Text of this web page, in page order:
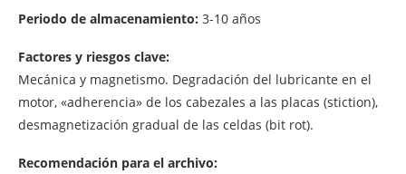
Periodo de almacenamiento: 3-10 años
Factores y riesgos clave:
Mecánica y magnetismo. Degradación del lubricante en el
motor, «adherencia» de los cabezales a las placas (stiction),
desmagnetización gradual de las celdas (bit rot).
Recomendación para el archivo: